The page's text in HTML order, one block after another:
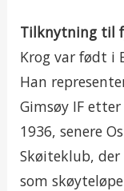
Tilknytning til
Krog var født i
Han
Gimsøy IF
1936, senere
Skøiteklub,
som